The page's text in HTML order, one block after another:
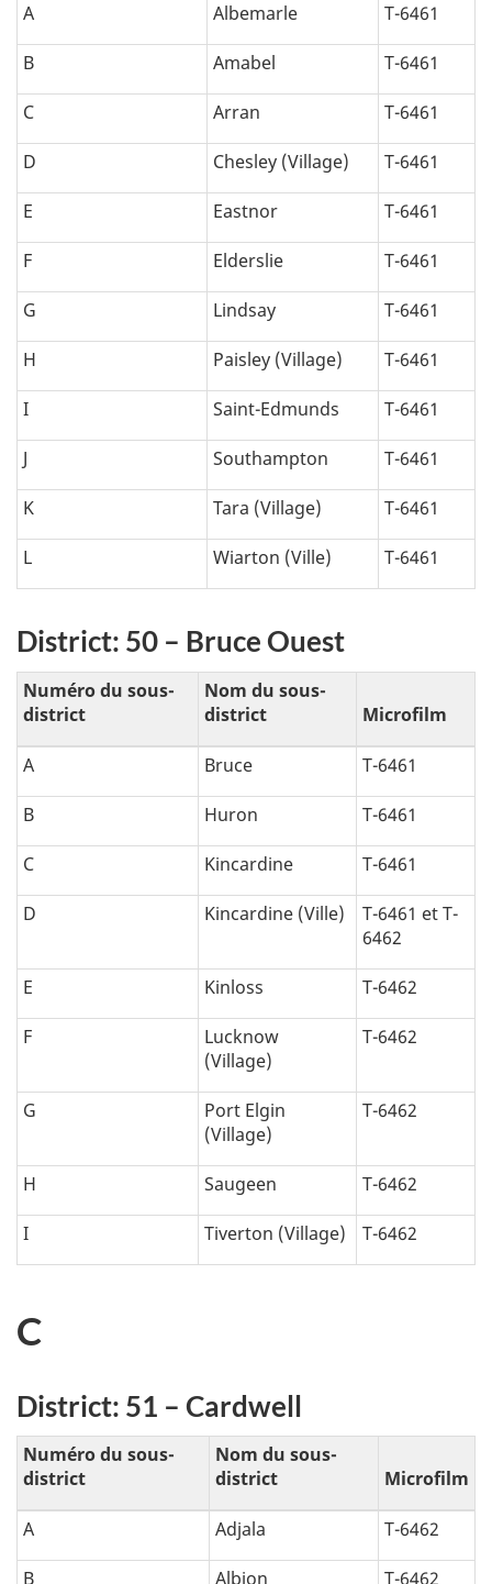
A Albemarle T-6461
B Amabel T-6461
C Arran T-6461
D Chesley (Village) T-6461
E Eastnor T-6461
F Elderslie T-6461
G Lindsay T-6461
H Paisley (Village) T-6461
I Saint-Edmunds T-6461
J Southampton T-6461
K Tara (Village) T-6461
L Wiarton (Ville) T-6461
District: 50 – Bruce Ouest
Numéro du sous-
district
Nom du sous-
district
Microfilm
A Bruce T-6461
B Huron T-6461
C Kincardine T-6461
D Kincardine (Ville)
T-6461 et T-
6462
E Kinloss T-6462
F
Lucknow
(Village)
T-6462
G
Port Elgin
(Village)
T-6462
H Saugeen T-6462
I Tiverton (Village) T-6462
C
District: 51 – Cardwell
Numéro du sous-
district
Nom du sous-
district
Microfilm
A Adjala T-6462
B Albion T-6462